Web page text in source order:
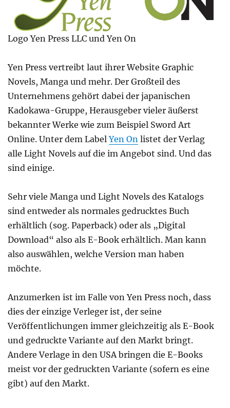
Logo Yen Press LLC und Yen On
Yen Press vertreibt laut ihrer Website Graphic
Novels, Manga und mehr. Der Großteil des
Unternehmens gehört dabei der japanischen
Kadokawa-Gruppe, Herausgeber vieler äußerst
bekannter Werke wie zum Beispiel Sword Art
Online. Unter dem LabelYen On listet der Verlag
alle Light Novels auf die im Angebot sind. Und das
sind einige.
Sehr viele Manga und Light Novels des Katalogs
sind entweder als normales gedrucktes Buch
erhältlich (sog. Paperback) oder als „Digital
Download“ also als E-Book erhältlich. Man kann
also auswählen, welche Version man haben
möchte.
Anzumerken ist im Falle von Yen Press noch, dass
dies der einzige Verleger ist, der seine
Veröffentlichungen immer gleichzeitig als E-Book
und gedruckte Variante auf den Markt bringt.
Andere Verlage in den USA bringen die E-Books
meist vor der gedruckten Variante (sofern es eine
gibt) auf den Markt.